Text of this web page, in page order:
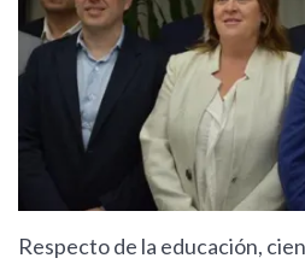
Respecto de la educación,